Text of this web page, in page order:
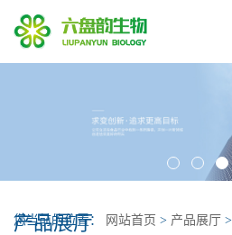
产品展厅
您当前的位置： 网站首页 > 产品展厅 >